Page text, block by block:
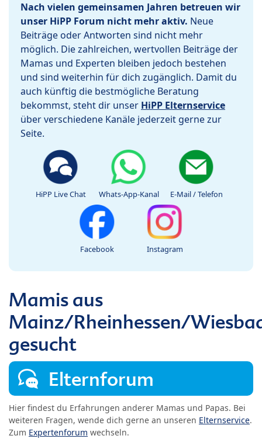
Nach vielen gemeinsamen Jahren betreuen wir
unser HiPP Forum nicht mehr aktiv. Neue
Beiträge oder Antworten sind nicht mehr
möglich. Die zahlreichen, wertvollen Beiträge der
Mamas und Experten bleiben jedoch bestehen
und sind weiterhin für dich zugänglich. Damit du
auch künftig die bestmögliche Beratung
bekommst, steht dir unser HiPP Elternservice
über verschiedene Kanäle jederzeit gerne zur
Seite.
HiPP Live Chat Whats-App-Kanal E-Mail / Telefon
Facebook Instagram
Mamis aus
Mainz/Rheinhessen/
gesucht
Elternforum
Hier findest du Erfahrungen anderer Mamas und Papas. Bei
weiteren Fragen, wende dich gerne an unseren Elternservice.
Zum Expertenforum wechseln.